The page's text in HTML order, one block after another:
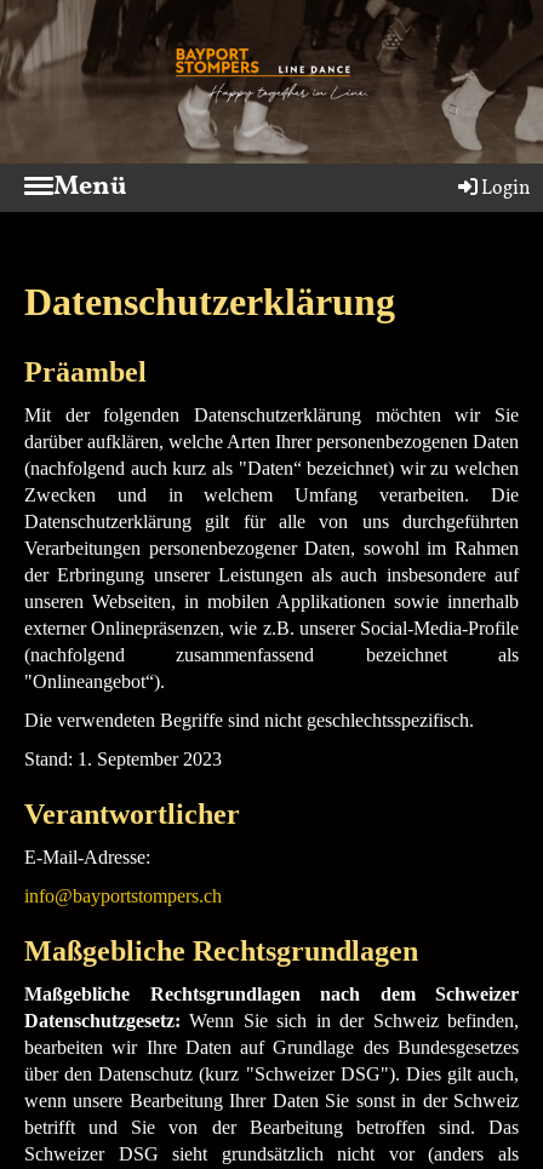
Menü Login
Datenschutzerklärung
Präambel
Mit der folgenden Datenschutzerklärung möchten wir Sie
darüber aufklären, welche Arten Ihrer personenbezogenen Daten
(nachfolgend auch kurz als "Daten“ bezeichnet) wir zu welchen
Zwecken und in welchem Umfang verarbeiten. Die
Datenschutzerklärung gilt für alle von uns durchgeführten
Verarbeitungen personenbezogener Daten, sowohl im Rahmen
der Erbringung unserer Leistungen als auch insbesondere auf
unseren Webseiten, in mobilen Applikationen sowie innerhalb
externer Onlinepräsenzen, wie z.B. unserer Social-Media-Profile
(nachfolgend zusammenfassend bezeichnet als
"Onlineangebot“).
Die verwendeten Begriffe sind nicht geschlechtsspezifisch.
Stand: 1. September 2023
Verantwortlicher
E-Mail-Adresse:
info@bayportstompers.ch
Maßgebliche Rechtsgrundlagen
Maßgebliche Rechtsgrundlagen nach dem Schweizer
Datenschutzgesetz:Wenn Sie sich in der Schweiz befinden,
bearbeiten wir Ihre Daten auf Grundlage des Bundesgesetzes
über den Datenschutz (kurz "Schweizer DSG"). Dies gilt auch,
wenn unsere Bearbeitung Ihrer Daten Sie sonst in der Schweiz
betrifft und Sie von der Bearbeitung betroffen sind. Das
Schweizer DSG sieht grundsätzlich nicht vor (anders als